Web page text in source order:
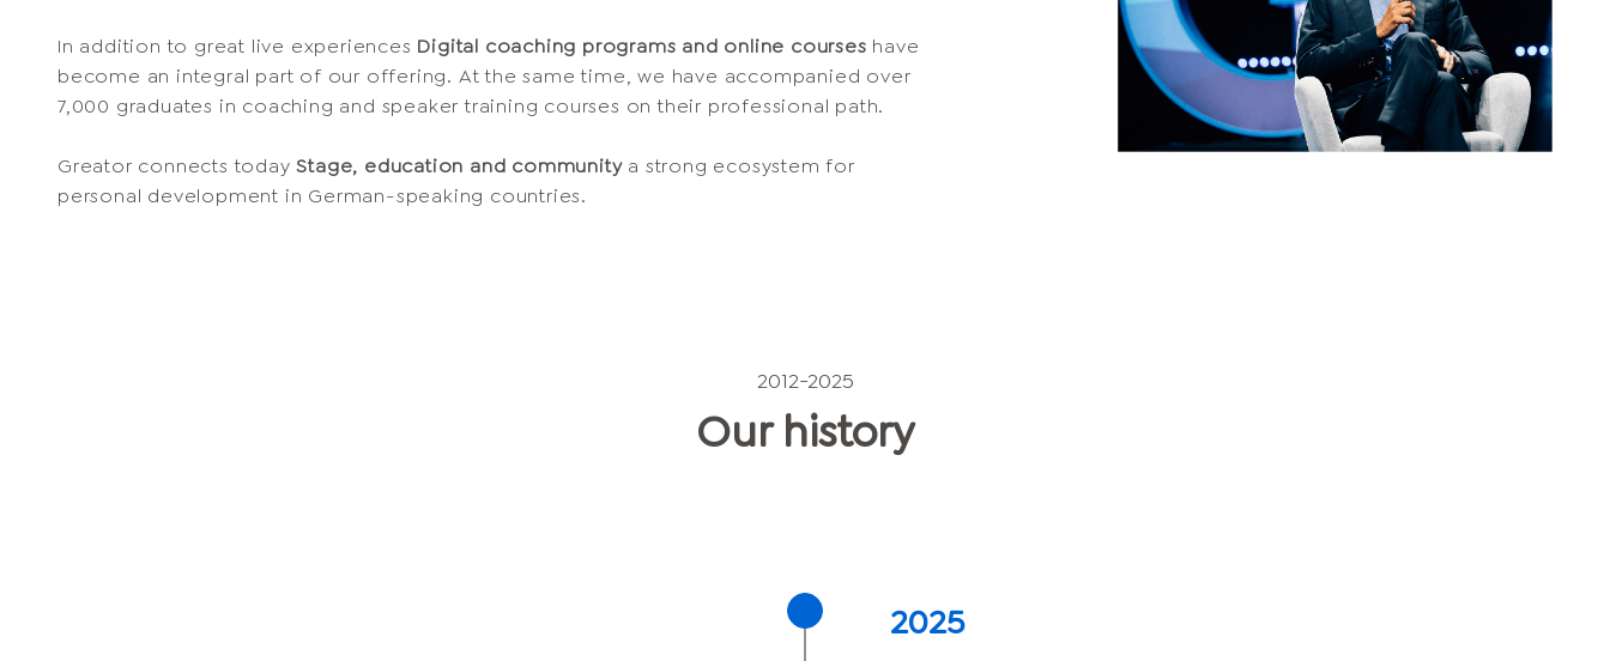
In addition to great live experiences Digital coaching programs and online courses have
become an integral part of our offering. At the same time, we have accompanied over
7,000 graduates in coaching and speaker training courses on their professional path.
Greator connects todayStage, education and communitya strong ecosystem for
personal development in German-speaking countries.
2012-2025
Our history
2025